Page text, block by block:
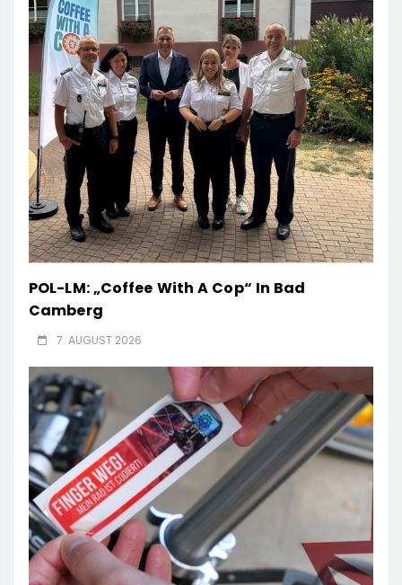
POL-LM: „Coffee With A Cop“ In Bad
Camberg
7. AUGUST 2026